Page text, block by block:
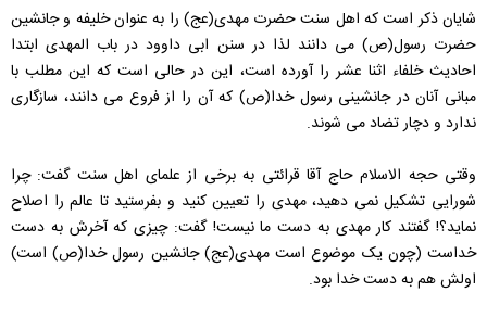
شایان ذکر است که اهل سنت حضرت مهدی(عج) را به عنوان خلیفه و جانشین
حضرت رسول(ص) می دانند لذا در سنن ابی داوود در باب المهدی ابتدا
احادیث خلفاء اثنا عشر را آورده است، این در حالی است که این مطلب با
مبانی آنان در جانشینی رسول خدا(ص) ‌که آن را از فروع می دانند، سازگاری
ندارد و دچار تضاد می شوند.
وقتی حجه الاسلام حاج آقا قرائتی به برخی از علمای اهل سنت گفت: چرا
شورایی تشکیل نمی دهید، مهدی را تعیین کنید و بفرستید تا عالم را اصلاح
نماید؟! گفتند کار مهدی به دست ما نیست! گفت: چیزی که آخرش به دست
خداست (چون یک موضوع است مهدی(عج) جانشین رسول خدا(ص)‌ است)
اولش هم به دست خدا بود.